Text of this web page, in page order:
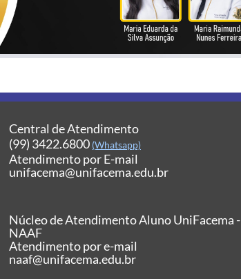
Central de Atendimento
(99) 3422.6800 (Whatsapp)
Atendimento por E-mail
unifacema@unifacema.edu.br
Núcleo de Atendimento Aluno UniFacema -
NAAF
Atendimento por e-mail
naaf@unifacema.edu.br